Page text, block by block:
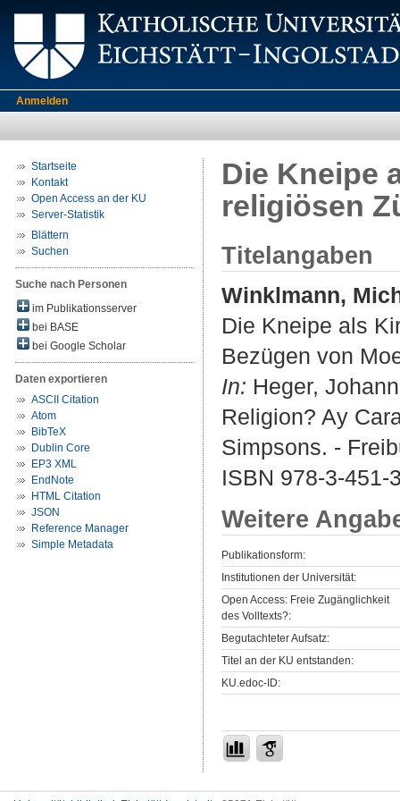
Anmelden
Startseite
Kontakt
Open Access an der KU
Server-Statistik
Blättern
Suchen
Suche nach Personen
im Publikationsserver
bei BASE
bei Google Scholar
Daten exportieren
ASCII Citation
Atom
BibTeX
Dublin Core
EP3 XML
EndNote
HTML Citation
JSON
Reference Manager
Simple Metadata
Die Kneipe
religiösen
Titelangaben
Winklmann,
Die Kneipe als
Bezügen von
In: Heger,
Religion? Ay
Simpsons. -
ISBN 978-3-451-
Weitere
Publikationsform:
Institutionen der Universität:
Open Access: Freie Zugänglichkeit
des Volltexts?:
Begutachteter Aufsatz:
Titel an der KU entstanden:
KU.edoc-ID: